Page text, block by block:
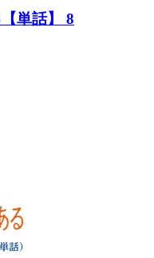
単話】 8